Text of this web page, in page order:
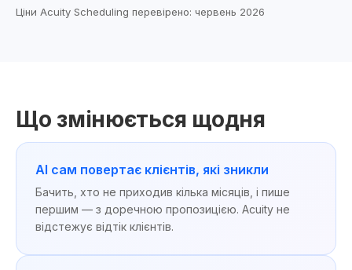
Ціни Acuity Scheduling перевірено: червень 2026
Що змінюється щодня
AI сам повертає клієнтів, які зникли
Бачить, хто не приходив кілька місяців, і пише
першим — з доречною пропозицією. Acuity не
відстежує відтік клієнтів.